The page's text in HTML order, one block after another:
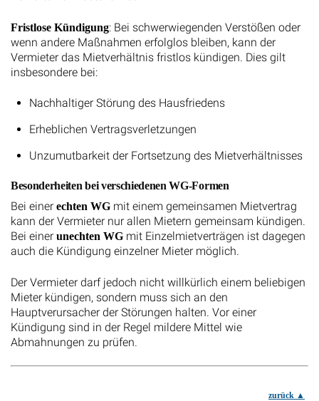
Fristlose Kündigung: Bei schwerwiegenden Verstößen oder
wenn andere Maßnahmen erfolglos bleiben, kann der
Vermieter das Mietverhältnis fristlos kündigen. Dies gilt
insbesondere bei:
Nachhaltiger Störung des Hausfriedens
Erheblichen Vertragsverletzungen
Unzumutbarkeit der Fortsetzung des Mietverhältnisses
Besonderheiten bei verschiedenen WG-Formen
Bei einer echten WG mit einem gemeinsamen Mietvertrag
kann der Vermieter nur allen Mietern gemeinsam kündigen.
Bei einer unechten WG mit Einzelmietverträgen ist dagegen
auch die Kündigung einzelner Mieter möglich.
Der Vermieter darf jedoch nicht willkürlich einem beliebigen
Mieter kündigen, sondern muss sich an den
Hauptverursacher der Störungen halten. Vor einer
Kündigung sind in der Regel mildere Mittel wie
Abmahnungen zu prüfen.
zurück